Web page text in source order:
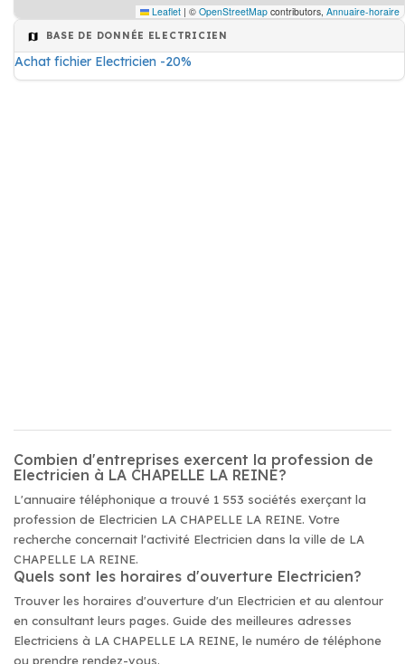
Leaflet | © OpenStreetMap contributors, Annuaire-horaire
BASE DE DONNÉE ELECTRICIEN
Achat fichier Electricien -20%
Combien d'entreprises exercent la profession de
Electricien à LA CHAPELLE LA REINE?
L'annuaire téléphonique a trouvé 1 553 sociétés exerçant la
profession de Electricien LA CHAPELLE LA REINE. Votre
recherche concernait l'activité Electricien dans la ville de LA
CHAPELLE LA REINE.
Quels sont les horaires d'ouverture Electricien?
Trouver les horaires d'ouverture d'un Electricien et au alentour
en consultant leurs pages. Guide des meilleures adresses
Electriciens à LA CHAPELLE LA REINE, le numéro de téléphone
ou prendre rendez-vous.